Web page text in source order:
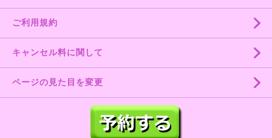
ご利用規約
キャンセル料に関して
ページの見た目を変更